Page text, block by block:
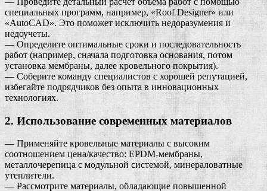
специальных программ, например, «Roof Designer» или
«AutoCAD». Это поможет исключить недоразумения и
недоучеты.
— Определите оптимальные сроки и последовательность
работ (например, сначала подготовка основания, потом
установка мембраны, далее кровельного покрытия).
— Соберите команду специалистов с хорошей репутацией,
избегайте подрядчиков без опыта в инновационных
технологиях.
2. Использование современных материалов
— Применяйте кровельные материалы с высоким
соотношением цена/качество: EPDM-мембраны,
металлочерепица с модульной системой, минераловатные
утеплители.
— Рассмотрите материалы, обладающие повышенной